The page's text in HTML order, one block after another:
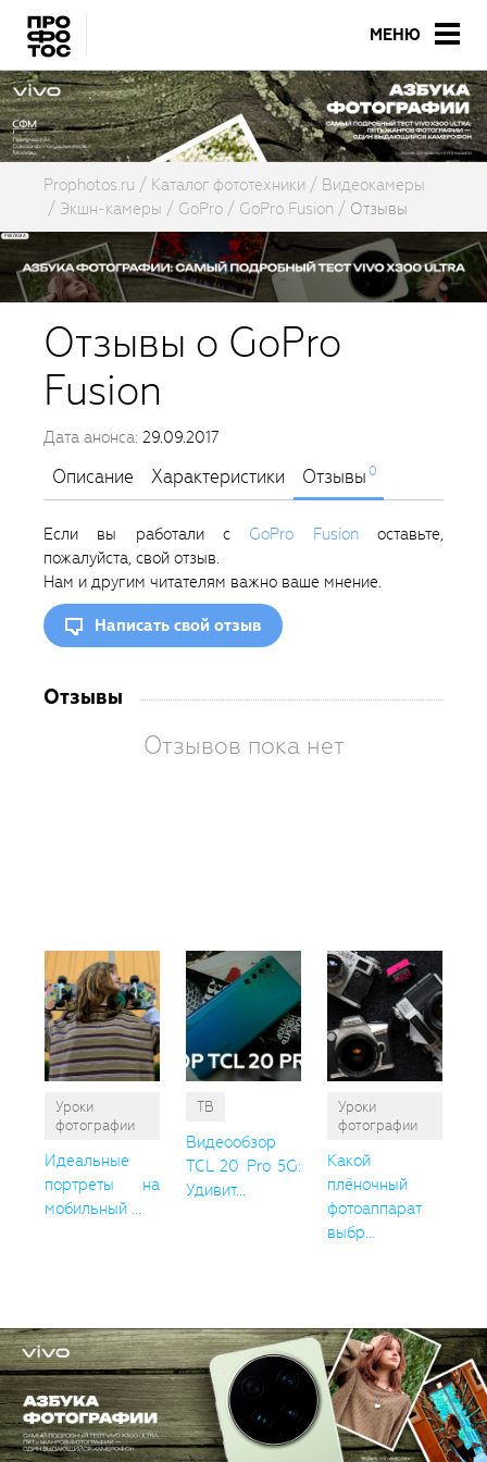
МЕНЮ
Prophotos.ru Каталог фототехники
Видеокамеры
Экшн-камеры
GoPro GoPro Fusion Отзывы
Отзывы о GoPro
Fusion
Дата анонса: 29.09.2017
Описание Характеристики Отзывы0
Если вы работали с GoPro Fusionоставьте,
пожалуйста, свой отзыв.
Нам и другим читателям важно ваше мнение.
Написать свой отзыв
Отзывы
Отзывов пока нет
Уроки
фотографии
Идеальные
портреты на
мобильный ...
ТВ
Видеообзор
TCL 20 Pro 5G:
Удивит...
Уроки
фотографии
Какой
плёночный
фотоаппарат
выбр...